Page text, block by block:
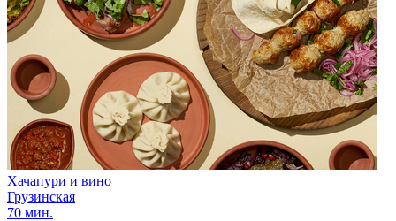
Хачапури и вино
Грузинская
70 мин.